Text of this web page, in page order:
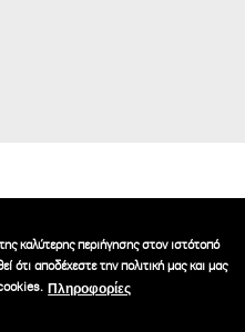
ΕΠΙΚΟΙΝΩΝΙΑ BOOK NOW
Hotel Palace © 2018
καλύτερης περιήγησης στον ιστότοπό
ότι αποδέχεστε την πολιτική μας και μας
Πληροφορίες